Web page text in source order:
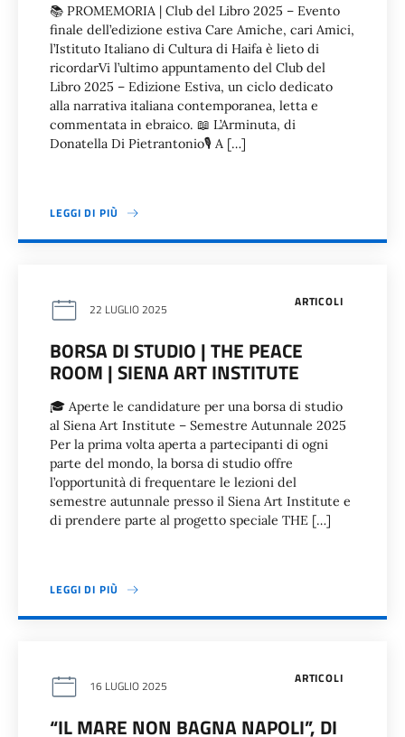
📚 PROMEMORIA | Club del Libro 2025 – Evento
finale dell’edizione estiva Care Amiche, cari Amici,
l’Istituto Italiano di Cultura di Haifa è lieto di
ricordarVi l’ultimo appuntamento del Club del
Libro 2025 – Edizione Estiva, un ciclo dedicato
alla narrativa italiana contemporanea, letta e
commentata in ebraico. 📖 L’Arminuta, di
Donatella Di Pietrantonio🎙 A […]
LEGGI DI PIÙ
ARTICOLI
22 LUGLIO 2025
BORSA DI STUDIO | THE PEACE
ROOM | SIENA ART INSTITUTE
🎓 Aperte le candidature per una borsa di studio
al Siena Art Institute – Semestre Autunnale 2025
Per la prima volta aperta a partecipanti di ogni
parte del mondo, la borsa di studio offre
l’opportunità di frequentare le lezioni del
semestre autunnale presso il Siena Art Institute e
di prendere parte al progetto speciale THE […]
LEGGI DI PIÙ
ARTICOLI
16 LUGLIO 2025
“IL MARE NON BAGNA NAPOLI”, DI